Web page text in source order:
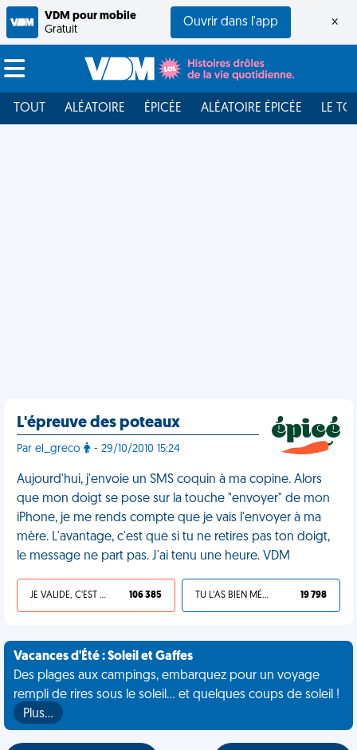
VDM pour mobile
Gratuit
Ouvrir dans l'app ×
TOUT ALÉATOIRE ÉPICÉE ALÉATOIRE ÉPICÉE LE
L'épreuve des poteaux
Par el_greco - 29/10/2010 15:24
Aujourd'hui, j'envoie un SMS coquin à ma copine. Alors
que mon doigt se pose sur la touche "envoyer" de mon
iPhone, je me rends compte que je vais l'envoyer à ma
mère. L'avantage, c'est que si tu ne retires pas ton doigt,
le message ne part pas. J'ai tenu une heure. VDM
JE VALIDE, C'EST UNE VDM 106 385 TU L'AS BIEN MÉRITÉ 19 798
Vacances d'Été : Soleil et Gaffes
Des plages aux campings, embarquez pour un voyage
rempli de rires sous le soleil... et quelques coups de soleil !
Plus…